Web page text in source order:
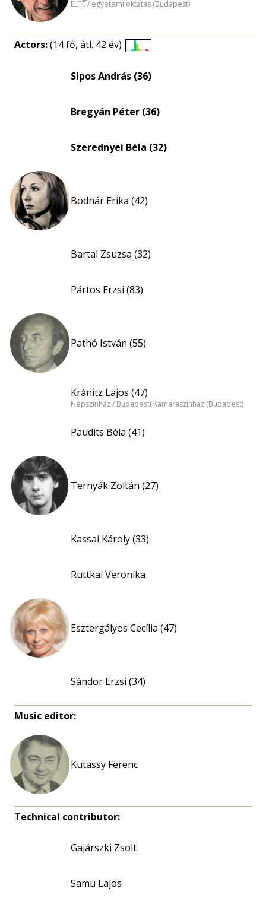
ELTE / egyetemi oktatás (Budapest)
Actors:(14 fő, átl. 42 év)
eloszlás
Sipos András (36)
Bregyán Péter (36)
Szerednyei Béla (32)
Bodnár Erika (42)
Bartal Zsuzsa (32)
Pártos Erzsi (83)
Pathó István (55)
Kránitz Lajos (47)
Népszínház / Budapesti Kamaraszínház (Budapest)
Paudits Béla (41)
Ternyák Zoltán (27)
Kassai Károly (33)
Ruttkai Veronika
Esztergályos Cecília (47)
Sándor Erzsi (34)
Music editor:
Kutassy Ferenc
Technical contributor:
Gajárszki Zsolt
Samu Lajos